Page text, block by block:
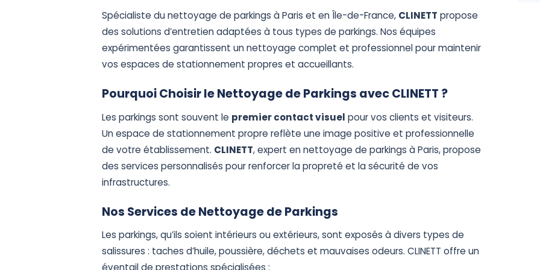
Spécialiste du nettoyage de parkings à Paris et en Île-de-France, CLINETT propose
des solutions d’entretien adaptées à tous types de parkings. Nos équipes
expérimentées garantissent un nettoyage complet et professionnel pour maintenir
vos espaces de stationnement propres et accueillants.
Pourquoi Choisir le Nettoyage de Parkings avec CLINETT ?
Les parkings sont souvent le premier contact visuel pour vos clients et visiteurs.
Un espace de stationnement propre reflète une image positive et professionnelle
de votre établissement. CLINETT, expert en nettoyage de parkings à Paris, propose
des services personnalisés pour renforcer la propreté et la sécurité de vos
infrastructures.
Nos Services de Nettoyage de Parkings
Les parkings, qu’ils soient intérieurs ou extérieurs, sont exposés à divers types de
salissures : taches d’huile, poussière, déchets et mauvaises odeurs. CLINETT offre un